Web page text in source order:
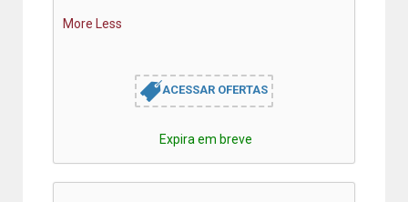
More Less
ACESSAR OFERTAS
Expira em breve